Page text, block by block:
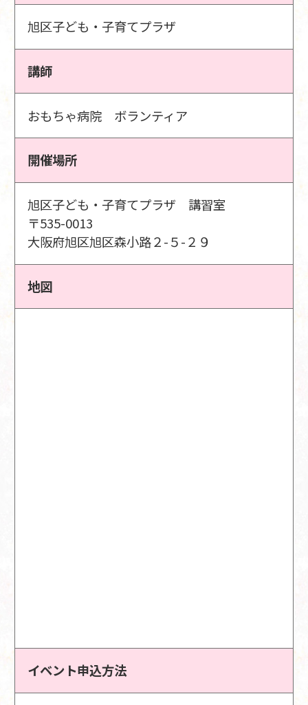
旭区子ども・子育てプラザ
講師
おもちゃ病院 ボランティア
開催場所
旭区子ども・子育てプラザ 講習室
〒535-0013
大阪府旭区旭区森小路２-５-２９
地図
イベント申込方法